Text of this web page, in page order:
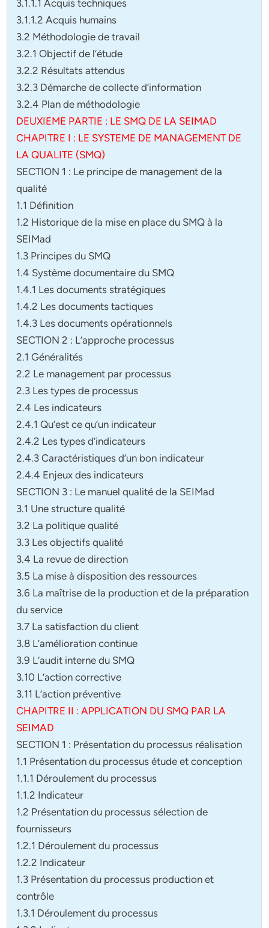
3.1.1.1 Acquis techniques
3.1.1.2 Acquis humains
3.2 Méthodologie de travail
3.2.1 Objectif de l’étude
3.2.2 Résultats attendus
3.2.3 Démarche de collecte d’information
3.2.4 Plan de méthodologie
DEUXIEME PARTIE : LE SMQ DE LA SEIMAD
CHAPITRE I : LE SYSTEME DE MANAGEMENT DE
LA QUALITE (SMQ)
SECTION 1 : Le principe de management de la
qualité
1.1 Définition
1.2 Historique de la mise en place du SMQ à la
SEIMad
1.3 Principes du SMQ
1.4 Système documentaire du SMQ
1.4.1 Les documents stratégiques
1.4.2 Les documents tactiques
1.4.3 Les documents opérationnels
SECTION 2 : L’approche processus
2.1 Généralités
2.2 Le management par processus
2.3 Les types de processus
2.4 Les indicateurs
2.4.1 Qu’est ce qu’un indicateur
2.4.2 Les types d’indicateurs
2.4.3 Caractéristiques d’un bon indicateur
2.4.4 Enjeux des indicateurs
SECTION 3 : Le manuel qualité de la SEIMad
3.1 Une structure qualité
3.2 La politique qualité
3.3 Les objectifs qualité
3.4 La revue de direction
3.5 La mise à disposition des ressources
3.6 La maîtrise de la production et de la préparation
du service
3.7 La satisfaction du client
3.8 L’amélioration continue
3.9 L’audit interne du SMQ
3.10 L’action corrective
3.11 L’action préventive
CHAPITRE II : APPLICATION DU SMQ PAR LA
SEIMAD
SECTION 1 : Présentation du processus réalisation
1.1 Présentation du processus étude et conception
1.1.1 Déroulement du processus
1.1.2 Indicateur
1.2 Présentation du processus sélection de
fournisseurs
1.2.1 Déroulement du processus
1.2.2 Indicateur
1.3 Présentation du processus production et
contrôle
1.3.1 Déroulement du processus